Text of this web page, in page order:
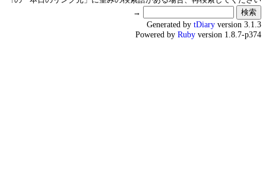
→
Generated by tDiary version 3.1.3
Powered by Ruby version 1.8.7-p374